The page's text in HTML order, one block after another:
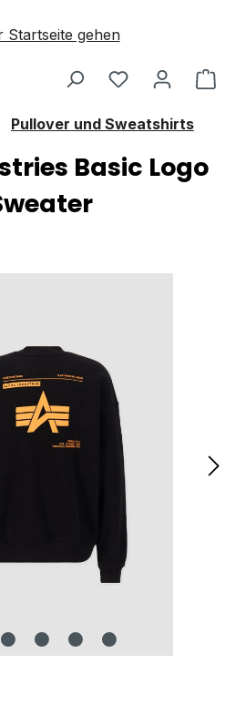
Pullover und Sweatshirts
Basic Logo